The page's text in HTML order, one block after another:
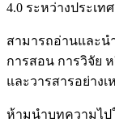
4.0 ระหว่างประเท
สามารถอ่านและน
การสอน การวิจัย
และวารสารอย่างเ
ห้ามนำบทความไป